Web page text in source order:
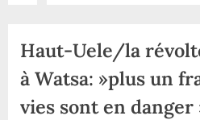
Haut-Uele/la
à Watsa: »plus un
vies sont en danger